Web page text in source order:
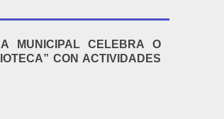
MUNICIPAL CELEBRA O
CON ACTIVIDADES